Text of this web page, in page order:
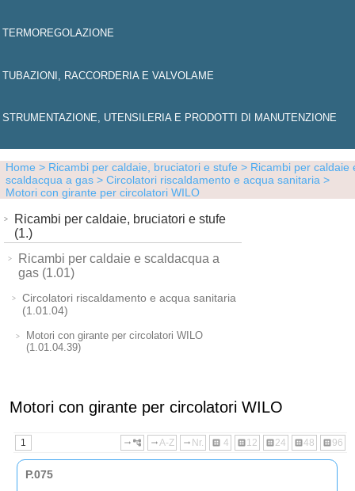
TERMOREGOLAZIONE
TUBAZIONI, RACCORDERIA E VALVOLAME
STRUMENTAZIONE, UTENSILERIA E PRODOTTI DI MANUTENZIONE
Home > Ricambi per caldaie, bruciatori e stufe > Ricambi per caldaie
scaldacqua a gas > Circolatori riscaldamento e acqua sanitaria >
Motori con girante per circolatori WILO
Ricambi per caldaie, bruciatori e stufe
(1.)
Ricambi per caldaie e scaldacqua a
gas (1.01)
Circolatori riscaldamento e acqua sanitaria
(1.01.04)
Motori con girante per circolatori WILO
(1.01.04.39)
Motori con girante per circolatori WILO
1 dataset 96
dataset 48
dataset 24
dataset 12
dataset 4
arrow_right_alt Nr.
arrow_right_altA-Z
arrow_right_alt account_tree
P.075